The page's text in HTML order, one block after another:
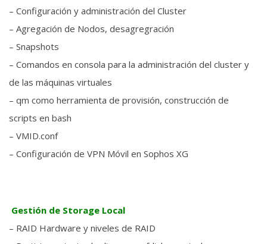
– Configuración y administración del Cluster
– Agregación de Nodos, desagregración
– Snapshots
– Comandos en consola para la administración del cluster y
de las máquinas virtuales
– qm como herramienta de provisión, construcción de
scripts en bash
– VMID.conf
– Configuración de VPN Móvil en Sophos XG
Gestión de Storage Local
– RAID Hardware y niveles de RAID